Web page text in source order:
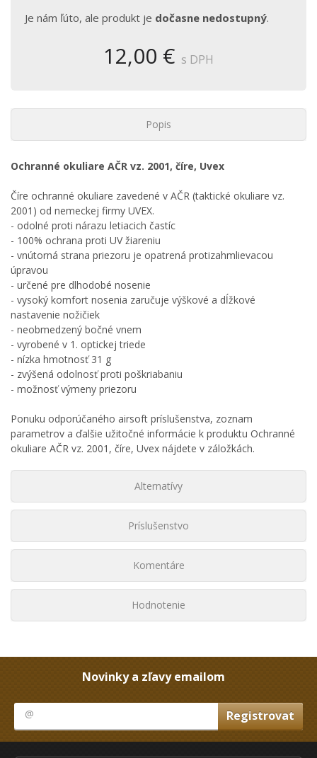
Je nám ľúto, ale produkt je dočasne nedostupný.
12,00 € s DPH
Popis
Ochranné okuliare AČR vz. 2001, číre, Uvex
Číre ochranné okuliare zavedené v AČR (taktické okuliare vz.
2001) od nemeckej firmy UVEX.
- odolné proti nárazu letiacich častíc
- 100% ochrana proti UV žiareniu
- vnútorná strana priezoru je opatrená protizahmlievacou
úpravou
- určené pre dlhodobé nosenie
- vysoký komfort nosenia zaručuje výškové a dĺžkové
nastavenie nožičiek
- neobmedzený bočné vnem
- vyrobené v 1. optickej triede
- nízka hmotnosť 31 g
- zvýšená odolnosť proti poškriabaniu
- možnosť výmeny priezoru
Ponuku odporúčaného airsoft príslušenstva, zoznam
parametrov a ďalšie užitočné informácie k produktu Ochranné
okuliare AČR vz. 2001, číre, Uvex nájdete v záložkách.
Alternatívy
Príslušenstvo
Komentáre
Hodnotenie
Novinky a zľavy emailom